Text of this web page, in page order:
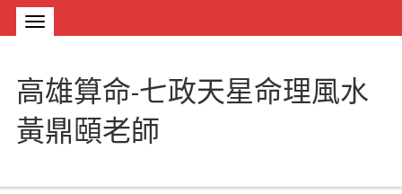
高雄算命-七政天星命理風水
黃鼎頤老師